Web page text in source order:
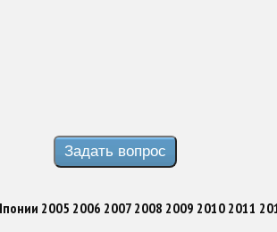
2005 2006 2007 2008 2009 2010 2011